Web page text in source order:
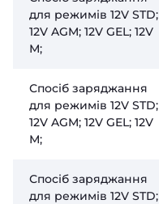
для режимів 12V STD;
12V AGM; 12V GEL; 12V
М;
Спосіб заряджання
для режимів 12V STD;
12V AGM; 12V GEL; 12V
М;
Спосіб заряджання
для режимів 12V STD;